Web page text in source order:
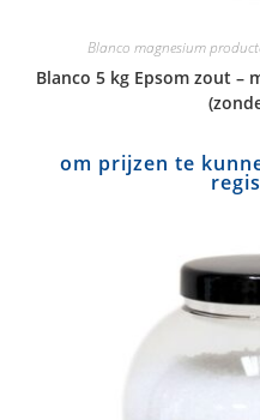
Blanco magnesium
Blanco 5 kg Epsom zout –
om prijzen te